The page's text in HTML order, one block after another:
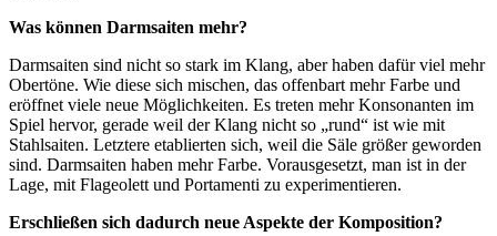
Was können Darmsaiten mehr?
Darmsaiten sind nicht so stark im Klang, aber haben dafür viel mehr
Obertöne. Wie diese sich mischen, das offenbart mehr Farbe und
eröffnet viele neue Möglichkeiten. Es treten mehr Konsonanten im
Spiel hervor, gerade weil der Klang nicht so „rund“ ist wie mit
Stahlsaiten. Letztere etablierten sich, weil die Säle größer geworden
sind. Darmsaiten haben mehr Farbe. Vorausgesetzt, man ist in der
Lage, mit Flageolett und Portamenti zu experimentieren.
Erschließen sich dadurch neue Aspekte der Komposition?